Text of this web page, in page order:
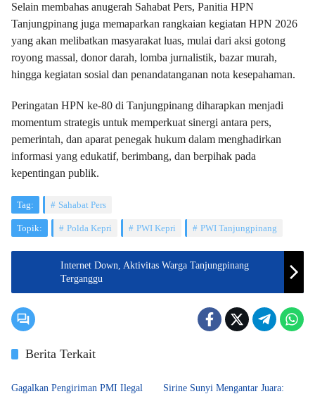
Selain membahas anugerah Sahabat Pers, Panitia HPN
Tanjungpinang juga memaparkan rangkaian kegiatan HPN 2026
yang akan melibatkan masyarakat luas, mulai dari aksi gotong
royong massal, donor darah, lomba jurnalistik, bazar murah,
hingga kegiatan sosial dan penandatanganan nota kesepahaman.
Peringatan HPN ke-80 di Tanjungpinang diharapkan menjadi
momentum strategis untuk memperkuat sinergi antara pers,
pemerintah, dan aparat penegak hukum dalam menghadirkan
informasi yang edukatif, berimbang, dan berpihak pada
kepentingan publik.
Tag: Sahabat Pers
Topik: Polda Kepri PWI Kepri PWI Tanjungpinang
Internet Down, Aktivitas Warga Tanjungpinang
Terganggu
Berita Terkait
Suara Kepri
Gagalkan Pengiriman PMI Ilegal
Sirine Sunyi Mengantar Juara: